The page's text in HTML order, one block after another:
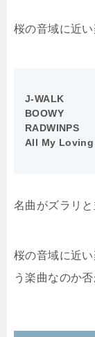
桜の音域に近
J-WALK
BOOWY
RADWINPS
All My Loving
名曲がズラリと
桜の音域に近
う楽曲なのか